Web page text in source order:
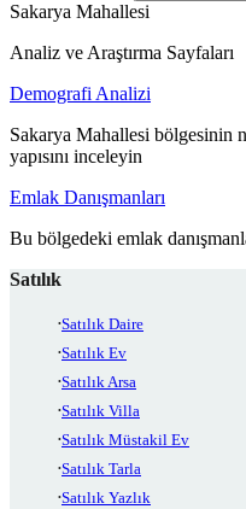
Sakarya Mahallesi
Analiz ve Araştırma Sayfaları
Demografi Analizi
Sakarya Mahallesi bölgesinin
yapısını inceleyin
Emlak Danışmanları
Bu bölgedeki emlak
Satılık
Satılık Daire
Satılık Ev
Satılık Arsa
Satılık Villa
Satılık Müstakil Ev
Satılık Tarla
Satılık Yazlık